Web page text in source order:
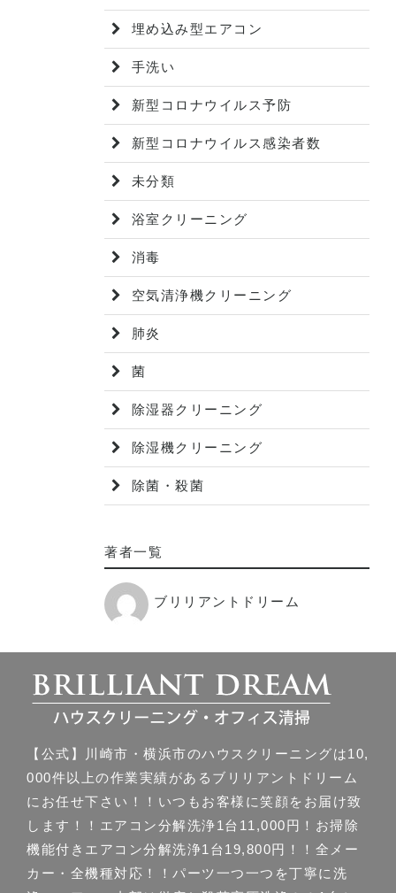
埋め込み型エアコン
手洗い
新型コロナウイルス予防
新型コロナウイルス感染者数
未分類
浴室クリーニング
消毒
空気清浄機クリーニング
肺炎
菌
除湿器クリーニング
除湿機クリーニング
除菌・殺菌
著者一覧
ブリリアントドリーム
【公式】川崎市・横浜市のハウスクリーニングは10,
000件以上の作業実績があるブリリアントドリーム
にお任せ下さい！！いつもお客様に笑顔をお届け致
します！！エアコン分解洗浄1台11,000円！お掃除
機能付きエアコン分解洗浄1台19,800円！！全メー
カー・全機種対応！！パーツ一つ一つを丁寧に洗